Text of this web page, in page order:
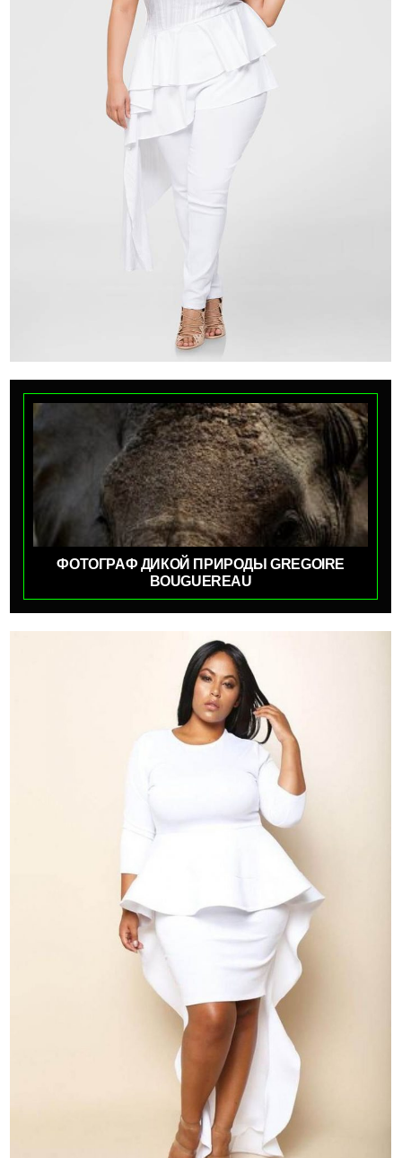
ФОТОГРАФ ДИКОЙ ПРИРОДЫ GREGOIRE
BOUGUEREAU